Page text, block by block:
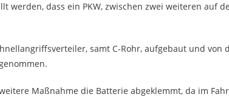
werden, dass ein PKW, zwischen zwei weiteren auf
samt C-Rohr, aufgebaut und
Maßnahme die Batterie abgeklemmt, da im